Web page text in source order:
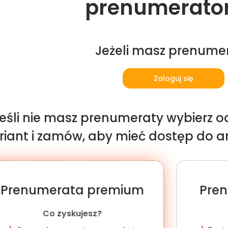
Jeżeli masz
Zaloguj się
nie masz prenumeraty wybierz
i zamów, aby mieć dostęp do
Prenumerata premium
Co zyskujesz?